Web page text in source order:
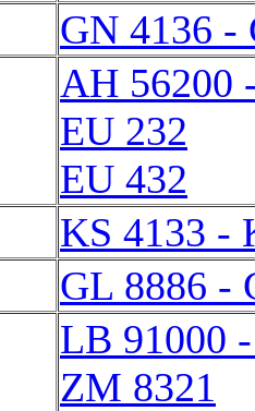
GN 4136 -
AH 56200
EU 232
EU 432
KS 4133 -
GL 8886 -
LB 91000
ZM 8321